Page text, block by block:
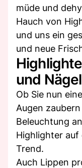
müde und
Hauch von
und uns ein
und neue
und Nägel
Ob Sie nun
Augen
Beleuchtung
Highlighter auf
Trend.
Auch Lippen